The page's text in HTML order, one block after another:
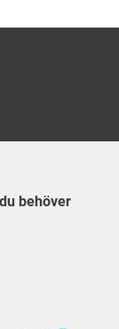
behöver